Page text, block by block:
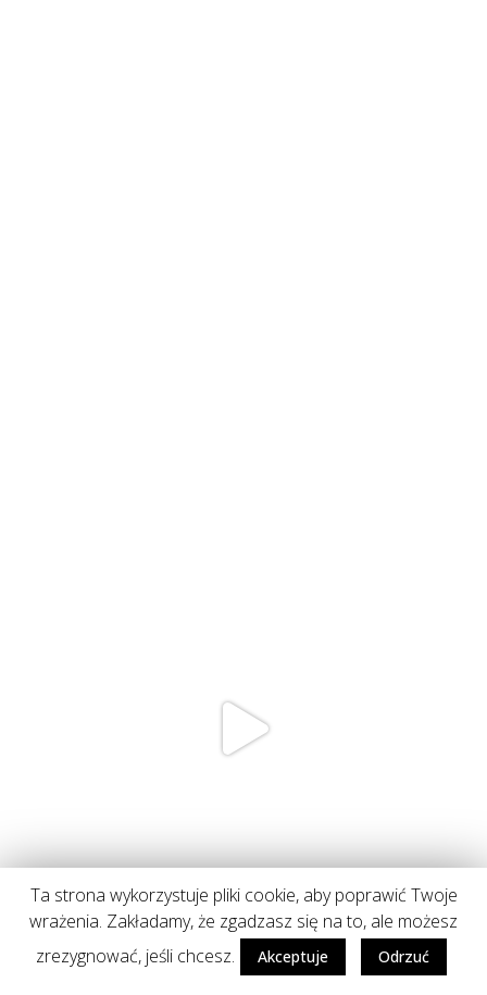
Ta strona wykorzystuje pliki cookie, aby poprawić Twoje
wrażenia. Zakładamy, że zgadzasz się na to, ale możesz
zrezygnować, jeśli chcesz.
Akceptuje Odrzuć